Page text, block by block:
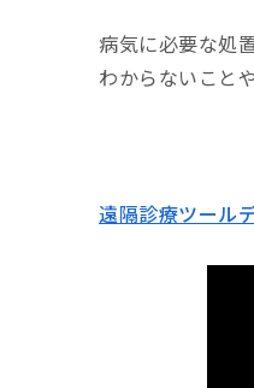
病気に必要な処
わからないこと
遠隔診療ツール